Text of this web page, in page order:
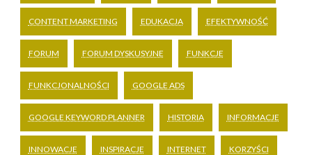
CONTENT MARKETING EDUKACJA EFEKTYWNOŚĆ
FORUM FORUM DYSKUSYJNE FUNKCJE
FUNKCJONALNOŚCI GOOGLE ADS
GOOGLE KEYWORD PLANNER HISTORIA INFORMACJE
INNOWACJE INSPIRACJE INTERNET KORZYŚCI